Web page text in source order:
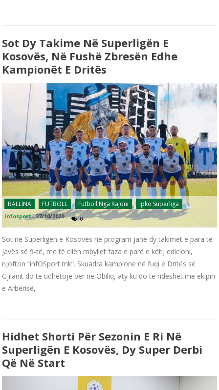
Sot Dy Takime Në Superligën E
Kosovës, Në Fushë Zbresën Edhe
Kampionët E Dritës
BALLINA FUTBOLL Futboll Nga Rajoni Ipko Superliga
infosport -27/10/2020 0
Sot në Superligën e Kosovës në program janë dy takimet e para të
javës së 9-të, me të cilën mbyllet faza e parë e këtij edicioni,
njofton “infOSport.mk”. Skuadra kampione në fuqi e Dritës së
Gjilanit do të udhëtojë për në Obiliq, aty ku do të ndeshet me ekipin
e Arbërisë,
Hidhet Shorti Për Sezonin E Ri Në
Superligën E Kosovës, Dy Super Derbi
Që Në Start